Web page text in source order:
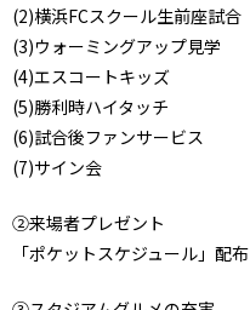
(2)横浜FCスクール生前座試合
(3)ウォーミングアップ見学
(4)エスコートキッズ
(5)勝利時ハイタッチ
(6)試合後ファンサービス
(7)サイン会
②来場者プレゼント
「ポケットスケジュール」配布